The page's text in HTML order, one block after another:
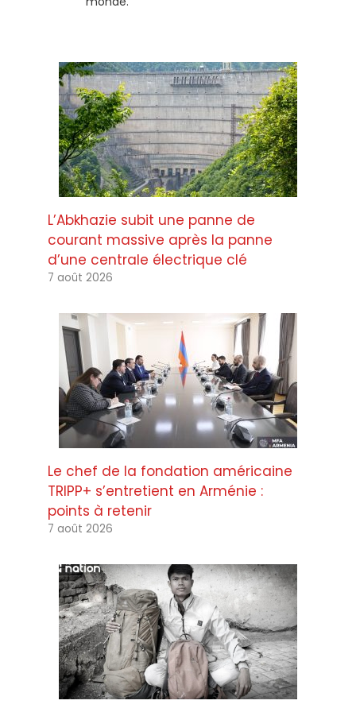
L’Abkhazie subit une panne de
courant massive après la panne
d’une centrale électrique clé
7 août 2026
Le chef de la fondation américaine
TRIPP+ s’entretient en Arménie :
points à retenir
7 août 2026